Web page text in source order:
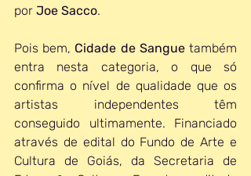
por Joe Sacco.
Pois bem, Cidade de Sangue também
entra nesta categoria, o que só
confirma o nível de qualidade que os
artistas independentes têm
conseguido ultimamente. Financiado
através de edital do Fundo de Arte e
Cultura de Goiás, da Secretaria de